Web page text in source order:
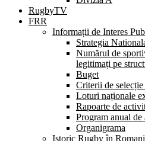
RugbyTV
FRR
Informații de Interes
Strategia
Numărul de
legitimați pe
Buget
Criterii de
Loturi naționale
Rapoarte de
Program anual de
Organigrama
Istoric Rugby în